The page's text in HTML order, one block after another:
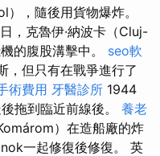
，隨後用貨物爆炸。
，克魯伊·納波卡（Cluj-
的腹股溝擊中。 seo軟
，但只有在戰爭進行了
術費用 牙醫診所 1944
拖到臨近前線後。 養老
）在造船廠的炸
一起修復後修復。 英